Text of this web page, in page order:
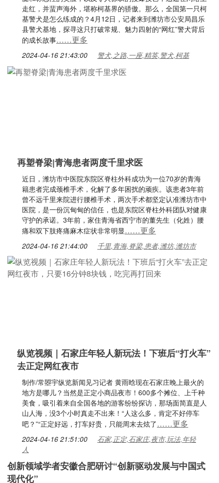
走红，并蜚声海外，堪称柯基界的骄傲。那么，全国第一只柯
基警犬是怎么练成的？4月12日，记者来到潍坊市公安局昌乐
县警犬基地，探寻这只打破常规、魅力四射的“网红”警犬背后
的成长故事……更多
2024-04-16 21:43:00 警犬,之路,一座,精英,警犬,柯基
再塑脊梁|青海患者两度千里求医
近日，潍坊市中医院东院区脊柱外科成功为一位70岁的青海
籍患者完成颈椎手术，化解了多年困扰的顽疾。该患者3年前
曾不远千里来院进行腰椎手术，两次手术都坚定认准潍坊市中
医院，是一份沉甸甸的信任，也是东院区脊柱外科团队对健康
守护的承诺。3年前，家住青海省西宁市的董先生（化姓）腰
痛和双下肢疼痛麻木症状非常明显……更多
2024-04-16 21:44:00 千里,青海,脊梁,患者,潍坊,潍坊市
纵览视频｜石家庄年轻人新玩法！下班后“打火车”
去正定网红夜市
制作/常曌宇纵览新闻见习记者 黄雨晗现在石家庄晚上最火的
地方是哪儿？当然是正定小商品夜市！600多个摊位、上千种
美食，吸引着来自全国各地的游客纷纷探访，那场面简直是人
山人海，没3个小时真走不出来！“人这么多，肯定不好停车
吧？”“正定好远，打车好贵，只能周末去炫了……更多
2024-04-16 21:51:00
石家,正定,石家庄,夜市,玩法,年轻
人
创新领域学者安徽合肥研讨“创新驱动发展与中国式
现代化”